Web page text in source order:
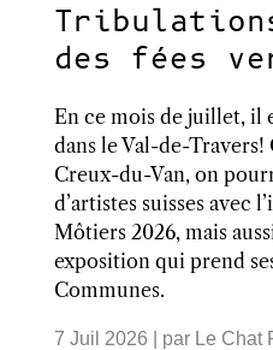
des fées
En ce mois de juillet, il
dans le Val-de-
Creux-du-Van, on
d’artistes suisses avec
Môtiers 2026, mais
exposition qui prend
Communes.
7 Juil 2026 | par Le Chat